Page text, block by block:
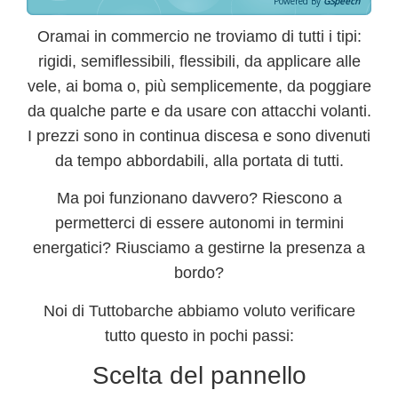
Oramai in commercio ne troviamo di tutti i tipi:
rigidi, semiflessibili, flessibili, da applicare alle
vele, ai boma o, più semplicemente, da poggiare
da qualche parte e da usare con attacchi volanti.
I prezzi sono in continua discesa e sono divenuti
da tempo abbordabili, alla portata di tutti.
Ma poi funzionano davvero?Riescono a
permetterci di essere autonomi in termini
energatici? Riusciamo a gestirne la presenza a
bordo?
Noi di Tuttobarche abbiamo voluto verificare
tutto questo in pochi passi:
Scelta del pannello